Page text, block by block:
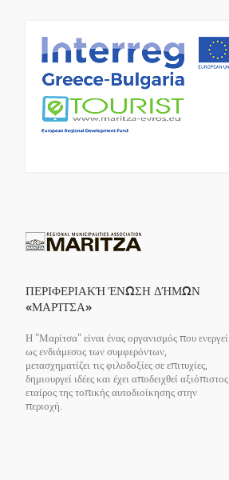
ΠΕΡΙΦΕΡΙΑΚΉ ΈΝΩΣΗ ΔΉΜΩΝ
«ΜΑΡΊΤΣΑ»
Η "Μαρίτσα" είναι ένας οργανισμός που ενεργεί
ως ενδιάμεσος των συμφερόντων,
μετασχηματίζει τις φιλοδοξίες σε επιτυχίες,
δημιουργεί ιδέες και έχει αποδειχθεί αξιόπιστος
εταίρος της τοπικής αυτοδιοίκησης στην
περιοχή.